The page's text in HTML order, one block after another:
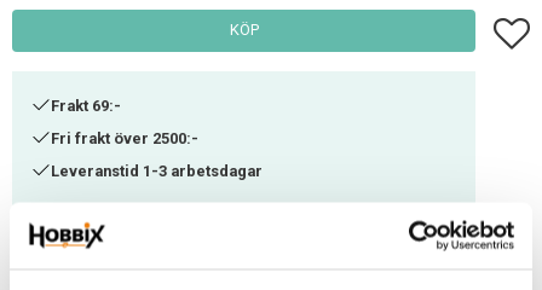
KÖP Lägg
Frakt 69:-
Fri frakt över 2500:-
Leveranstid 1-3 arbetsdagar
92 m i lager